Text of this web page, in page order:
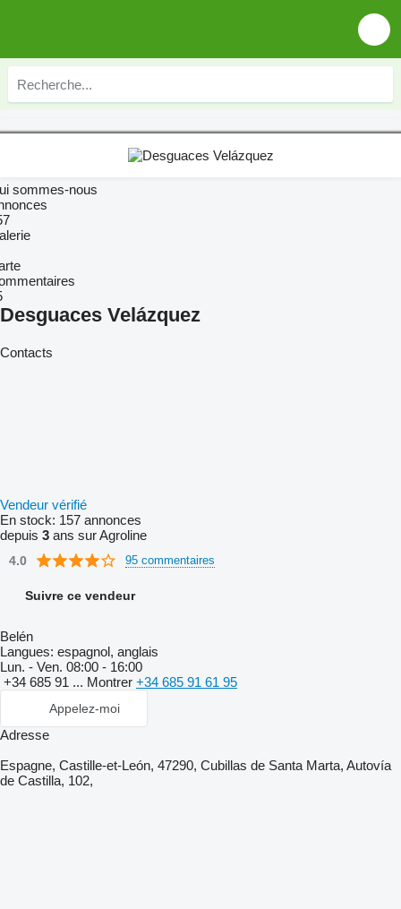
sommes-nous
Desguaces Velázquez
Contacts
Vendeur vérifié
En stock: 157 annonces
depuis 3 ans sur Agroline
4.0 95 commentaires
Suivre ce vendeur
Belén
Langues: espagnol, anglais
Lun. - Ven. 08:00 - 16:00
+34 685 91 ... Montrer +34 685 91 61 95
Appelez-moi
Adresse
Espagne, Castille-et-León, 47290, Cubillas de Santa Marta, Autovía
de Castilla, 102,